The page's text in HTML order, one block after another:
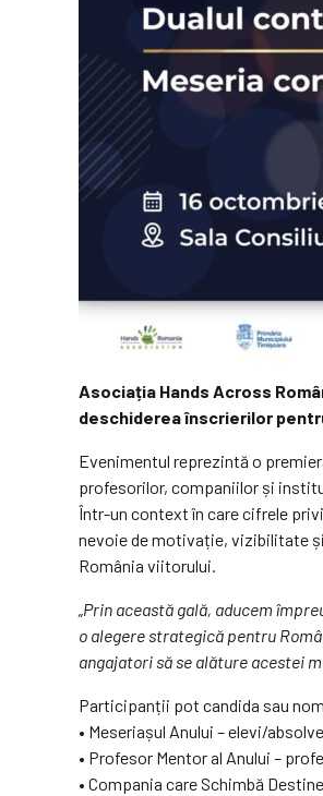
Asociația Hands Across
deschiderea înscrierilor
Evenimentul reprezintă o
profesorilor, companiilor și
Într-un context în care cifrele
nevoie de motivație, vizibilitate
România viitorului.
„Prin această gală, aducem
o alegere strategică pentru
angajatori să se alăture acestei
Participanții pot candida sau
• Meseriașul Anului – elevi/
• Profesor Mentor al Anului –
• Compania care Schimbă